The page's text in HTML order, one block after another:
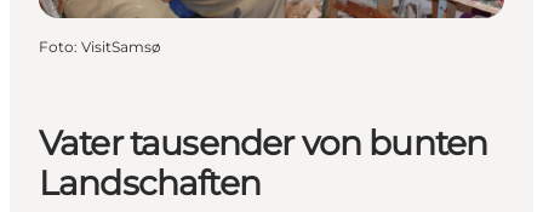
Vater tausender von bunten
Landschaften
Foto: VisitSamsø